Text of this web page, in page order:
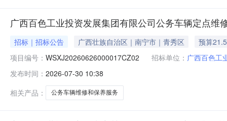
广西百色工业投资发展集团有限公司公务车辆定点维
招标｜招标公告 广西壮族自治区｜南宁市｜青秀区
预算
项目编号： WSXJ20260626000017CZ02 招标单位： 广西百色工
发布时间： 2026-07-30 10:38
相关产品：
公务车辆维修和保养服务